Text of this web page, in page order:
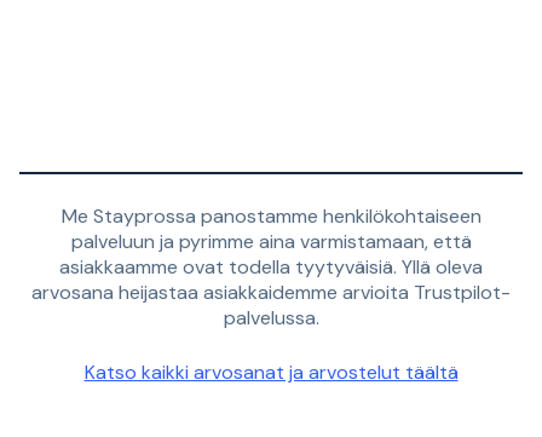
Me Stayprossa panostamme henkilökohtaiseen
palveluun ja pyrimme aina varmistamaan, että
asiakkaamme ovat todella tyytyväisiä. Yllä oleva
arvosana heijastaa asiakkaidemme arvioita Trustpilot-
palvelussa.
Katso kaikki arvosanat ja arvostelut täältä